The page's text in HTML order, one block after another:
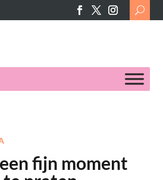
Search
for:
fijn moment